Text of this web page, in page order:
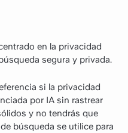
en la privacidad
segura y privada.
si la privacidad
por IA sin rastrear
y no tendrás que
búsqueda se utilice para